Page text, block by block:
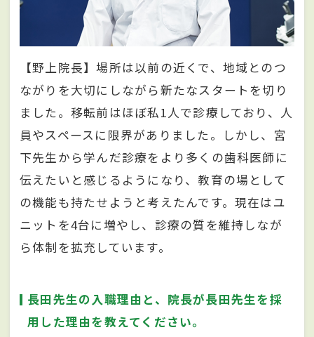
【野上院長】場所は以前の近くで、地域とのつ
ながりを大切にしながら新たなスタートを切り
ました。移転前はほぼ私1人で診療しており、人
員やスペースに限界がありました。しかし、宮
下先生から学んだ診療をより多くの歯科医師に
伝えたいと感じるようになり、教育の場として
の機能も持たせようと考えたんです。現在はユ
ニットを4台に増やし、診療の質を維持しなが
ら体制を拡充しています。
長田先生の入職理由と、院長が長田先生を採
用した理由を教えてください。